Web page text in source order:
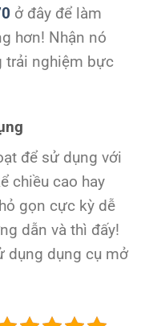
ở đây để làm
hơn! Nhận nó
trải nghiệm bực
để sử dụng với
chiều cao hay
gọn cực kỳ dễ
dẫn và thì đấy!
dụng dụng cụ mở